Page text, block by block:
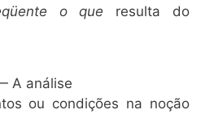
o que resulta do
A análise
ou condições na noção